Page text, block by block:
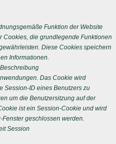
Funktion der Website
Cookies, die grundlegende Funktionen
Diese Cookies speichern
Informationen.
Beschreibung
Das Cookie wird
Session-ID eines Benutzers zu
um die Benutzersitzung auf der
ist ein Session-Cookie und wird
geschlossen werden.
Session